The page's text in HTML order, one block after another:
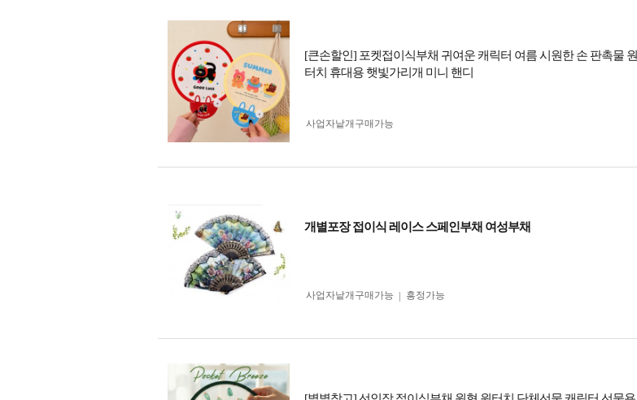
[큰손할인] 포켓접이식부채 귀여운 캐릭터 여름 시원한 손 판촉물 원
터치 휴대용 햇빛가리개 미니 핸디
사업자 낱개구매가능
개별포장 접이식 레이스 스페인부채 여성부채
사업자 낱개구매가능 흥정가능